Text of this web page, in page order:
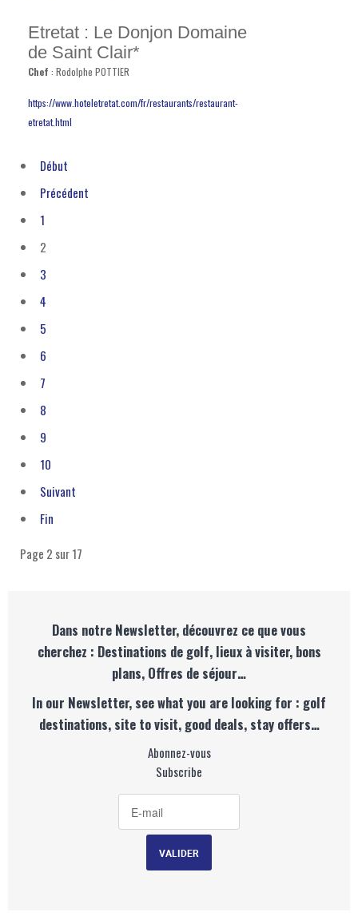
Etretat : Le Donjon Domaine
de Saint Clair*
Chef : Rodolphe POTTIER
https://www.hoteletretat.com/fr/restaurants/restaurant-
etretat.html
Début
Précédent
1
2
3
4
5
6
7
8
9
10
Suivant
Fin
Page 2 sur 17
Dans notre Newsletter, découvrez ce que vous
cherchez : Destinations de golf, lieux à visiter, bons
plans, Offres de séjour…
In our Newsletter, see what you are looking for : golf
destinations, site to visit, good deals, stay offers…
Abonnez-vous
Subscribe